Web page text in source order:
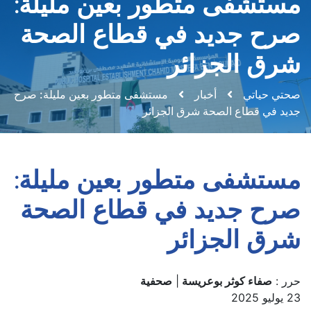
صرح جديد في قطاع الصحة
شرق الجزائر
صحتي حياتي أخبار
مستشفى متطور بعين مليلة: صرح
جديد في قطاع الصحة شرق الجزائر
مستشفى متطور بعين مليلة:
صرح جديد في قطاع الصحة
شرق الجزائر
حرر : صفاء كوثر بوعريسة
صحفية
23 يوليو 2025